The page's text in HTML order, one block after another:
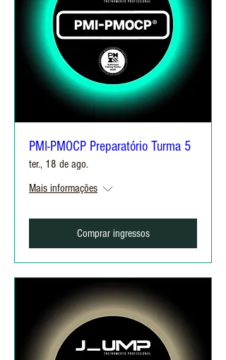
PMI-PMOCP Preparatório Turma 5
ter., 18 de ago.
Mais informações
Comprar ingressos